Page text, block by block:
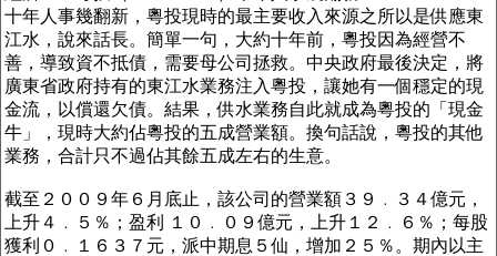
十年人事幾翻新，粵投現時的最主要收入來源之所以是供應東
江水，說來話長。簡單一句，大約十年前，粵投因為經營不
善，導致資不抵債，需要母公司拯救。中央政府最後決定，將
廣東省政府持有的東江水業務注入粵投，讓她有一個穩定的現
金流，以償還欠債。結果，供水業務自此就成為粵投的「現金
牛」，現時大約佔粵投的五成營業額。換句話說，粵投的其他
業務，合計只不過佔其餘五成左右的生意。
截至２００９年６月底止，該公司的營業額３９﹒３４億元，
上升４﹒５％；盈利 １０﹒０９億元，上升１２﹒６％；每股
獲利０﹒１６３７元，派中期息５仙，增加２５％。期內以主